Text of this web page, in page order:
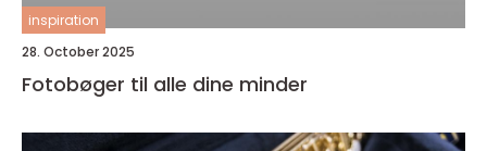
inspiration
28. October 2025
Fotobøger til alle dine minder